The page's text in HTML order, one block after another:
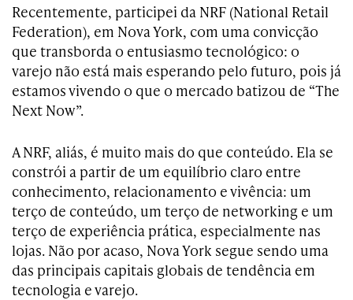
Recentemente, participei da NRF (National Retail
Federation), em Nova York, com uma convicção
que transborda o entusiasmo tecnológico: o
varejo não está mais esperando pelo futuro, pois já
estamos vivendo o que o mercado batizou de “The
Next Now”.
A NRF, aliás, é muito mais do que conteúdo. Ela se
constrói a partir de um equilíbrio claro entre
conhecimento, relacionamento e vivência: um
terço de conteúdo, um terço de networking e um
terço de experiência prática, especialmente nas
lojas. Não por acaso, Nova York segue sendo uma
das principais capitais globais de tendência em
tecnologia e varejo.